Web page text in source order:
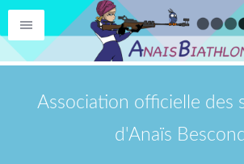
Association officielle des
d'Anaïs Bescond